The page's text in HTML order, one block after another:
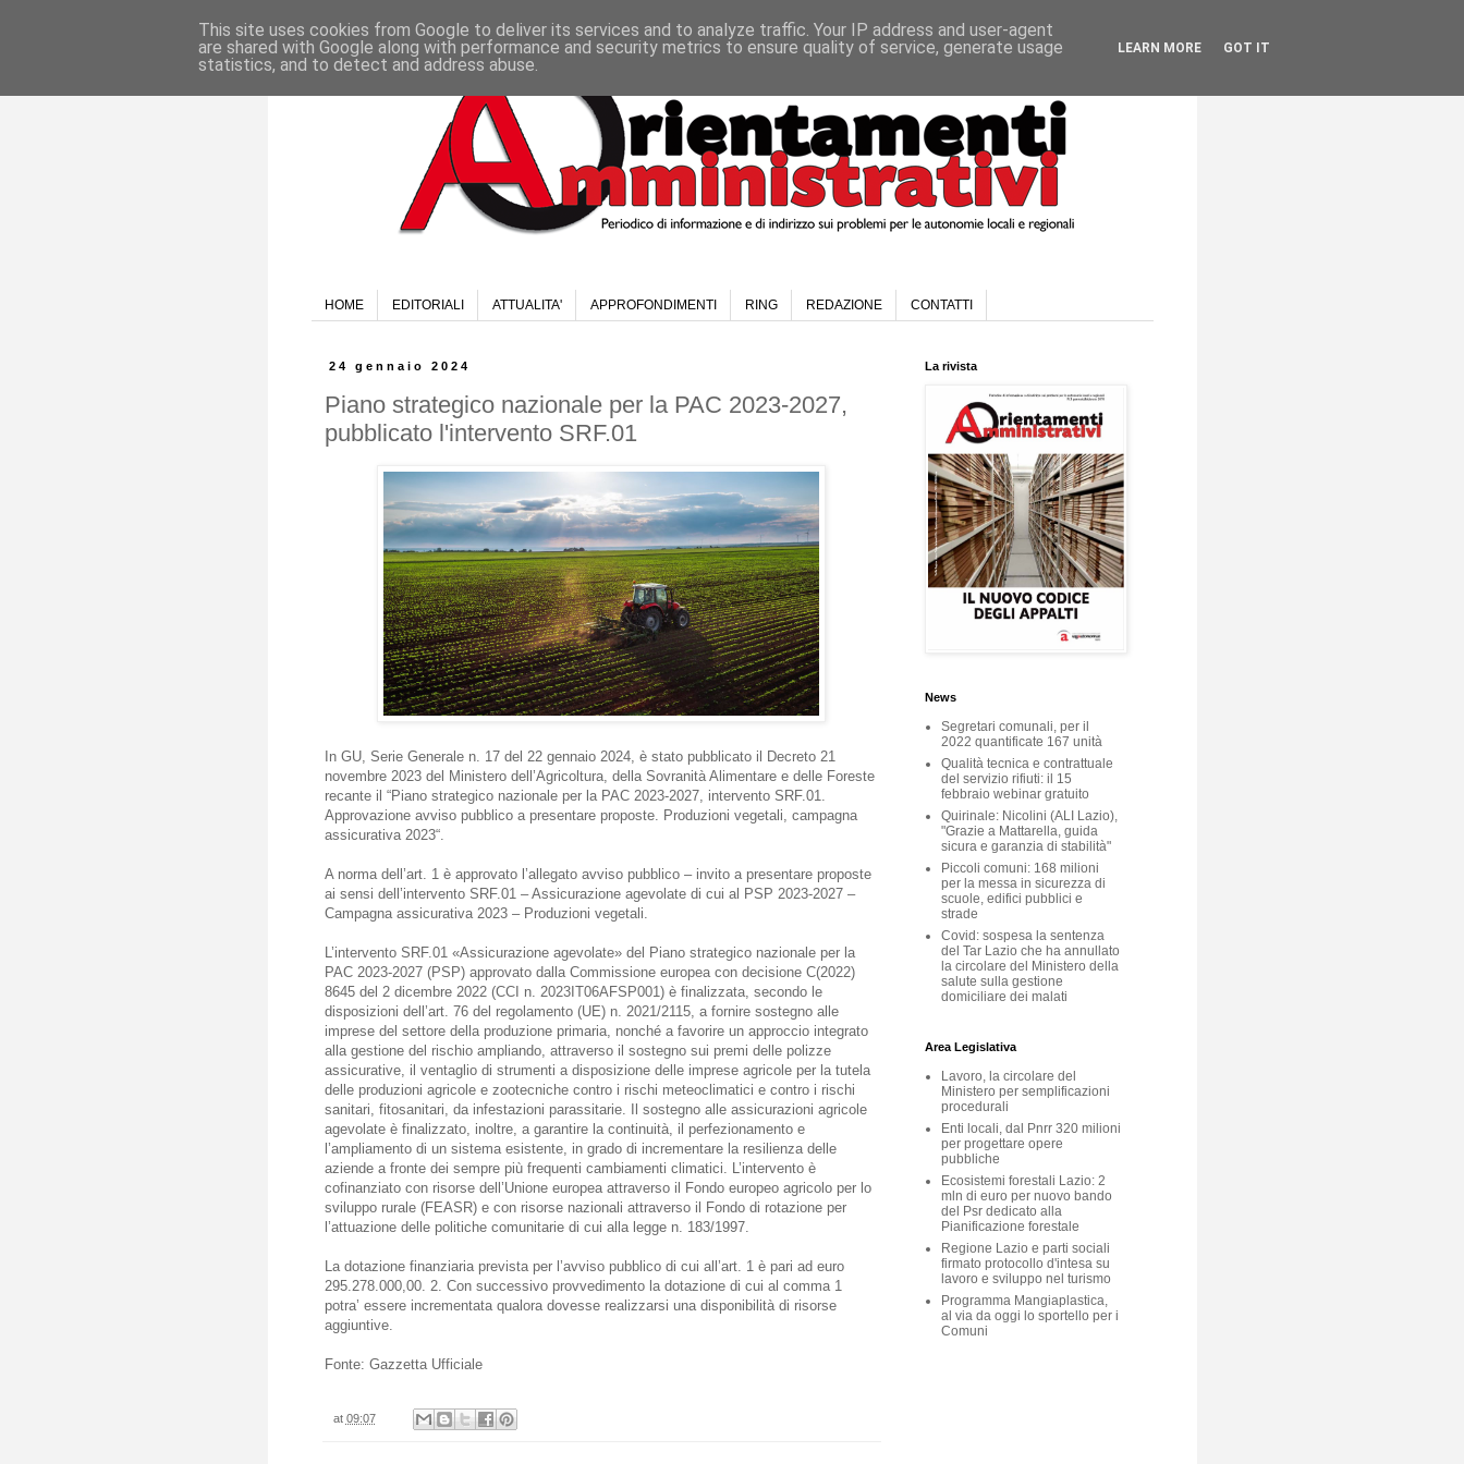
HOME EDITORIALI ATTUALITA' APPROFONDIMENTI RING REDAZIONE CONTATTI
24 gennaio 2024
Piano strategico nazionale per la PAC 2023-2027,
pubblicato l'intervento SRF.01
In GU, Serie Generale n. 17 del 22 gennaio 2024, è stato pubblicato il Decreto 21
novembre 2023 del Ministero dell’Agricoltura, della Sovranità Alimentare e delle Foreste
recante il “Piano strategico nazionale per la PAC 2023-2027, intervento SRF.01.
Approvazione avviso pubblico a presentare proposte. Produzioni vegetali, campagna
assicurativa 2023“.
A norma dell’art. 1 è approvato l’allegato avviso pubblico – invito a presentare proposte
ai sensi dell’intervento SRF.01 – Assicurazione agevolate di cui al PSP 2023-2027 –
Campagna assicurativa 2023 – Produzioni vegetali.
L’intervento SRF.01 «Assicurazione agevolate» del Piano strategico nazionale per la
PAC 2023-2027 (PSP) approvato dalla Commissione europea con decisione C(2022)
8645 del 2 dicembre 2022 (CCI n. 2023IT06AFSP001) è finalizzata, secondo le
disposizioni dell’art. 76 del regolamento (UE) n. 2021/2115, a fornire sostegno alle
imprese del settore della produzione primaria, nonché a favorire un approccio integrato
alla gestione del rischio ampliando, attraverso il sostegno sui premi delle polizze
assicurative, il ventaglio di strumenti a disposizione delle imprese agricole per la tutela
delle produzioni agricole e zootecniche contro i rischi meteoclimatici e contro i rischi
sanitari, fitosanitari, da infestazioni parassitarie. Il sostegno alle assicurazioni agricole
agevolate è finalizzato, inoltre, a garantire la continuità, il perfezionamento e
l’ampliamento di un sistema esistente, in grado di incrementare la resilienza delle
aziende a fronte dei sempre più frequenti cambiamenti climatici. L’intervento è
cofinanziato con risorse dell’Unione europea attraverso il Fondo europeo agricolo per lo
sviluppo rurale (FEASR) e con risorse nazionali attraverso il Fondo di rotazione per
l’attuazione delle politiche comunitarie di cui alla legge n. 183/1997.
La dotazione finanziaria prevista per l’avviso pubblico di cui all’art. 1 è pari ad euro
295.278.000,00. 2. Con successivo provvedimento la dotazione di cui al comma 1
potra’ essere incrementata qualora dovesse realizzarsi una disponibilità di risorse
aggiuntive.
Fonte: Gazzetta Ufficiale
at 09:07
La rivista
News
Segretari comunali, per il
2022 quantificate 167 unità
Qualità tecnica e contrattuale
del servizio rifiuti: il 15
febbraio webinar gratuito
Quirinale: Nicolini (ALI Lazio),
"Grazie a Mattarella, guida
sicura e garanzia di stabilità"
Piccoli comuni: 168 milioni
per la messa in sicurezza di
scuole, edifici pubblici e
strade
Covid: sospesa la sentenza
del Tar Lazio che ha annullato
la circolare del Ministero della
salute sulla gestione
domiciliare dei malati
Area Legislativa
Lavoro, la circolare del
Ministero per semplificazioni
procedurali
Enti locali, dal Pnrr 320 milioni
per progettare opere
pubbliche
Ecosistemi forestali Lazio: 2
mln di euro per nuovo bando
del Psr dedicato alla
Pianificazione forestale
Regione Lazio e parti sociali
firmato protocollo d'intesa su
lavoro e sviluppo nel turismo
Programma Mangiaplastica,
al via da oggi lo sportello per i
Comuni
This site uses cookies from Google to deliver its services and to analyze traffic. Your IP address and user-agent
are shared with Google along with performance and security metrics to ensure quality of service, generate usage
statistics, and to detect and address abuse.
LEARN MORE GOT IT